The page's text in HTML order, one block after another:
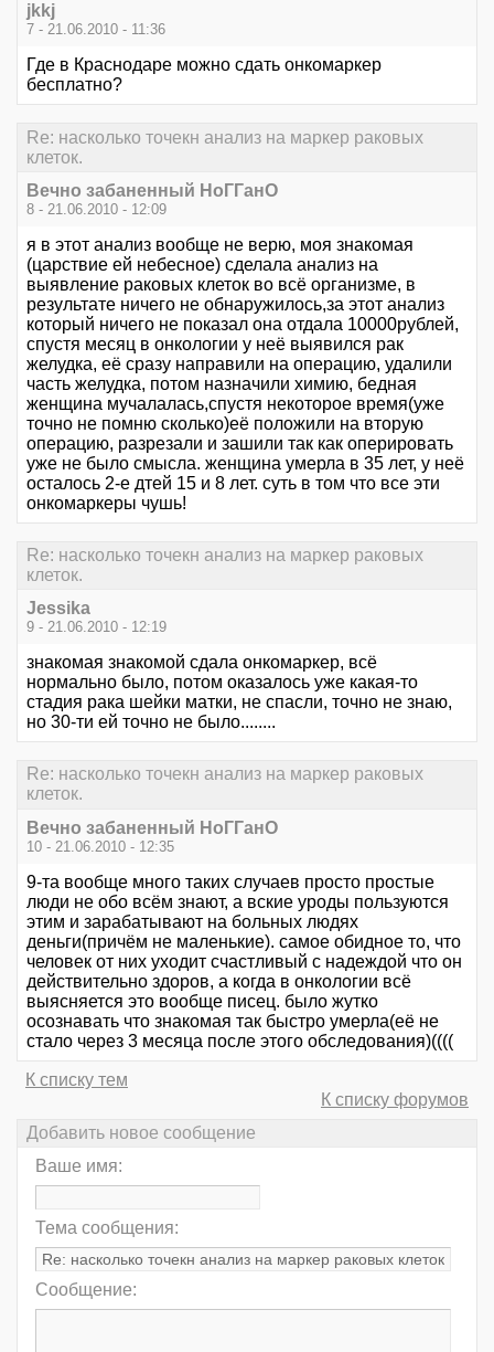
jkkj
7 - 21.06.2010 - 11:36
Где в Краснодаре можно сдать онкомаркер
бесплатно?
Re: насколько точекн анализ на маркер раковых
клеток.
Вечно забаненный НоГГанО
8 - 21.06.2010 - 12:09
я в этот анализ вообще не верю, моя знакомая
(царствие ей небесное) сделала анализ на
выявление раковых клеток во всё организме, в
результате ничего не обнаружилось,за этот анализ
который ничего не показал она отдала 10000рублей,
спустя месяц в онкологии у неё выявился рак
желудка, её сразу направили на операцию, удалили
часть желудка, потом назначили химию, бедная
женщина мучалалась,спустя некоторое время(уже
точно не помню сколько)её положили на вторую
операцию, разрезали и зашили так как оперировать
уже не было смысла. женщина умерла в 35 лет, у неё
осталось 2-е дтей 15 и 8 лет. суть в том что все эти
онкомаркеры чушь!
Re: насколько точекн анализ на маркер раковых
клеток.
Jessika
9 - 21.06.2010 - 12:19
знакомая знакомой сдала онкомаркер, всё
нормально было, потом оказалось уже какая-то
стадия рака шейки матки, не спасли, точно не знаю,
но 30-ти ей точно не было........
Re: насколько точекн анализ на маркер раковых
клеток.
Вечно забаненный НоГГанО
10 - 21.06.2010 - 12:35
9-та вообще много таких случаев просто простые
люди не обо всём знают, а вские уроды пользуются
этим и зарабатывают на больных людях
деньги(причём не маленькие). самое обидное то, что
человек от них уходит счастливый с надеждой что он
действительно здоров, а когда в онкологии всё
выясняется это вообще писец. было жутко
осознавать что знакомая так быстро умерла(её не
стало через 3 месяца после этого обследования)((((
К списку тем
К списку форумов
Добавить новое сообщение
Ваше имя:
Тема сообщения:
Сообщение: